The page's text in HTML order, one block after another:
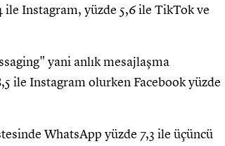
ile Instagram, yüzde 5,6 ile TikTok ve
yani anlık mesajlaşma
ile Instagram olurken Facebook yüzde
WhatsApp yüzde 7,3 ile üçüncü